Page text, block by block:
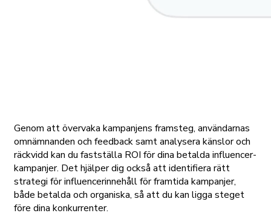
Genom att övervaka kampanjens framsteg, användarnas
omnämnanden och feedback samt analysera känslor och
räckvidd kan du fastställa ROI för dina betalda influencer-
kampanjer. Det hjälper dig också att identifiera rätt
strategi för influencerinnehåll för framtida kampanjer,
både betalda och organiska, så att du kan ligga steget
före dina konkurrenter.